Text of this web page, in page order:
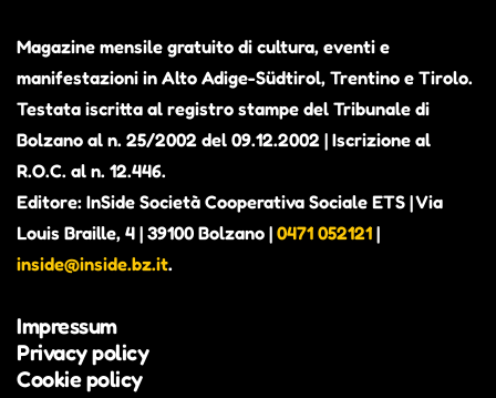
Magazine mensile gratuito di cultura, eventi e
manifestazioni in Alto Adige-Südtirol, Trentino e Tirolo.
Testata iscritta al registro stampe del Tribunale di
Bolzano al n. 25/2002 del 09.12.2002 | Iscrizione al
R.O.C. al n. 12.446.
Editore: InSide Società Cooperativa Sociale ETS | Via
Louis Braille, 4 | 39100 Bolzano | 0471 052121 |
inside@inside.bz.it.
Impressum
Privacy policy
Cookie policy